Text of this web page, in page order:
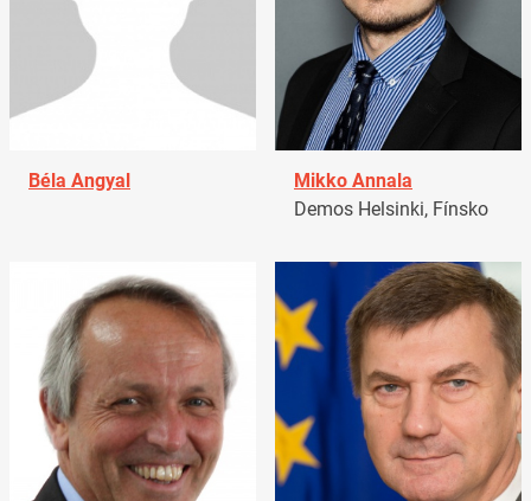
Béla Angyal
Mikko Annala
Demos Helsinki, Fínsko